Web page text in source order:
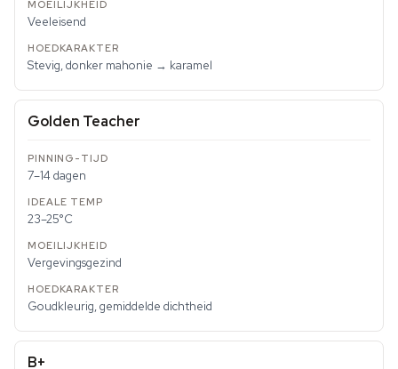
Veeleisend
Stevig, donker mahonie → karamel
Golden Teacher
7–14 dagen
23–25°C
Vergevingsgezind
Goudkleurig, gemiddelde dichtheid
B+